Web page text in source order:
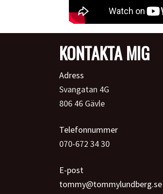
KONTAKTA MIG
Adress
Svangatan 4G
806 46 Gävle
Telefonnummer
070-672 34 30
E-post
tommy@tommylundberg.se